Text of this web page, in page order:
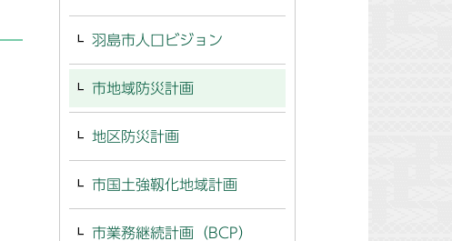
羽島市人口ビジョン
市地域防災計画
地区防災計画
市国土強靱化地域計画
市業務継続計画（BCP）